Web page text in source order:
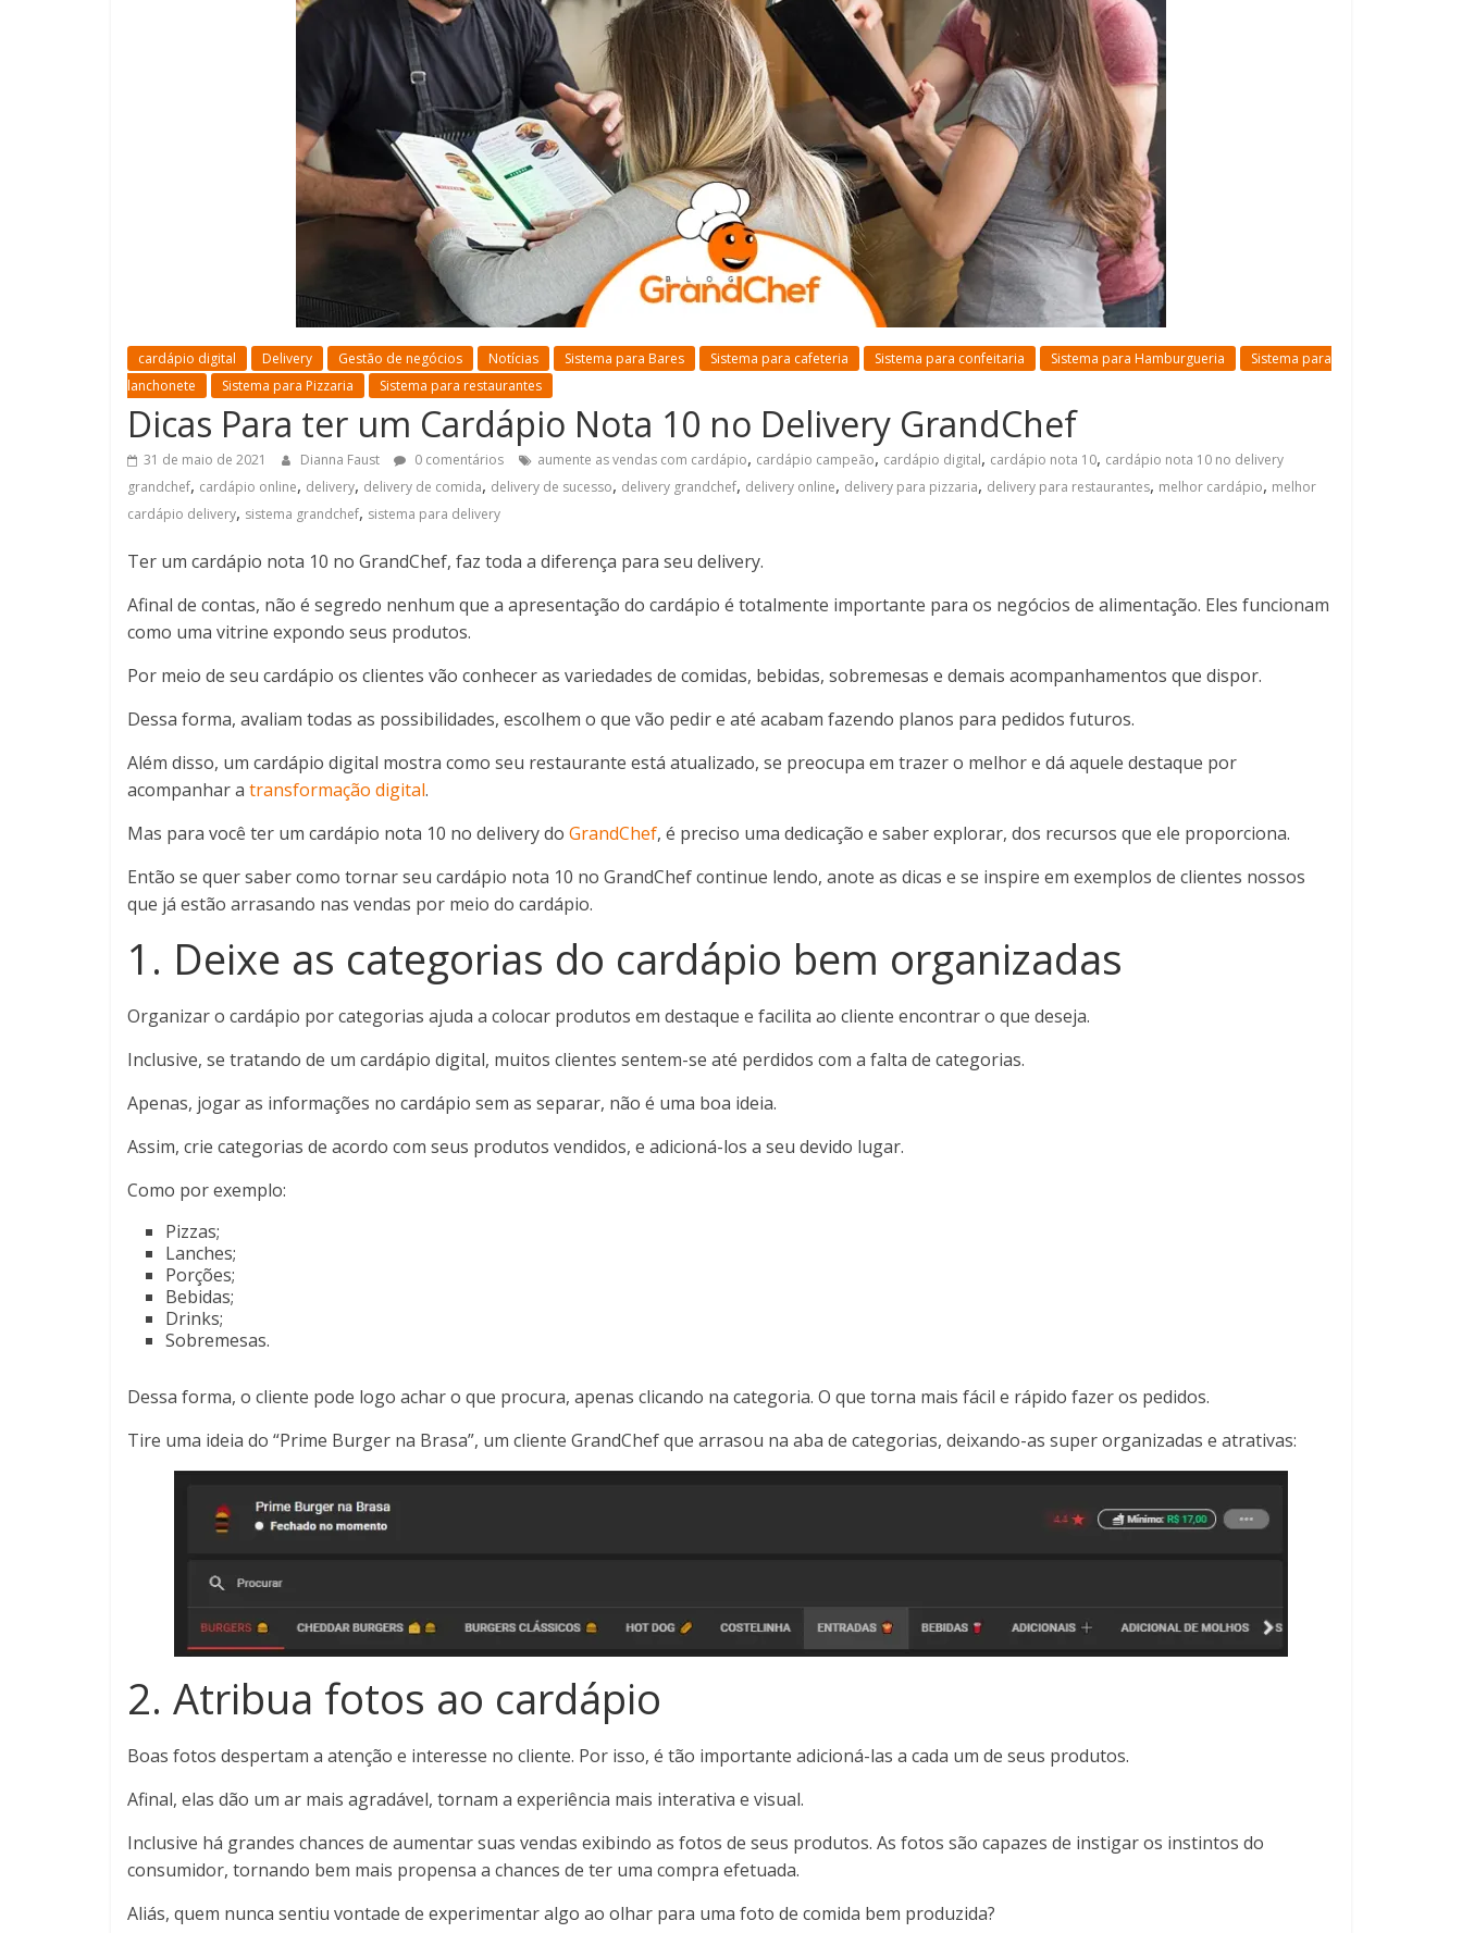
cardápio digital Delivery Gestão de negócios Notícias Sistema para Bares Sistema para cafeteria Sistema para confeitaria Sistema para Hamburgueria
Sistema para
lanchonete
Sistema para Pizzaria Sistema para restaurantes
Dicas Para ter um Cardápio Nota 10 no Delivery GrandChef
31 de maio de 2021 Dianna Faust 0 comentários aumente as vendas com cardápio, cardápio campeão, cardápio digital, cardápio nota 10, cardápio nota 10 no delivery
grandchef, cardápio online, delivery, delivery de comida, delivery de sucesso, delivery grandchef, delivery online, delivery para pizzaria, delivery para restaurantes, melhor cardápio, melhor
cardápio delivery, sistema grandchef, sistema para delivery
Ter um cardápio nota 10 no GrandChef, faz toda a diferença para seu delivery.
Afinal de contas, não é segredo nenhum que a apresentação do cardápio é totalmente importante para os negócios de alimentação. Eles funcionam
como uma vitrine expondo seus produtos.
Por meio de seu cardápio os clientes vão conhecer as variedades de comidas, bebidas, sobremesas e demais acompanhamentos que dispor.
Dessa forma, avaliam todas as possibilidades, escolhem o que vão pedir e até acabam fazendo planos para pedidos futuros.
Além disso, um cardápio digital mostra como seu restaurante está atualizado, se preocupa em trazer o melhor e dá aquele destaque por
acompanhar a transformação digital.
Mas para você ter um cardápio nota 10 no delivery do GrandChef, é preciso uma dedicação e saber explorar, dos recursos que ele proporciona.
Então se quer saber como tornar seu cardápio nota 10 no GrandChef continue lendo, anote as dicas e se inspire em exemplos de clientes nossos
que já estão arrasando nas vendas por meio do cardápio.
1. Deixe as categorias do cardápio bem organizadas
Organizar o cardápio por categorias ajuda a colocar produtos em destaque e facilita ao cliente encontrar o que deseja.
Inclusive, se tratando de um cardápio digital, muitos clientes sentem-se até perdidos com a falta de categorias.
Apenas, jogar as informações no cardápio sem as separar, não é uma boa ideia.
Assim, crie categorias de acordo com seus produtos vendidos, e adicioná-los a seu devido lugar.
Como por exemplo:
Pizzas;
Lanches;
Porções;
Bebidas;
Drinks;
Sobremesas.
Dessa forma, o cliente pode logo achar o que procura, apenas clicando na categoria. O que torna mais fácil e rápido fazer os pedidos.
Tire uma ideia do “Prime Burger na Brasa”, um cliente GrandChef que arrasou na aba de categorias, deixando-as super organizadas e atrativas:
2. Atribua fotos ao cardápio
Boas fotos despertam a atenção e interesse no cliente. Por isso, é tão importante adicioná-las a cada um de seus produtos.
Afinal, elas dão um ar mais agradável, tornam a experiência mais interativa e visual.
Inclusive há grandes chances de aumentar suas vendas exibindo as fotos de seus produtos. As fotos são capazes de instigar os instintos do
consumidor, tornando bem mais propensa a chances de ter uma compra efetuada.
Aliás, quem nunca sentiu vontade de experimentar algo ao olhar para uma foto de comida bem produzida?